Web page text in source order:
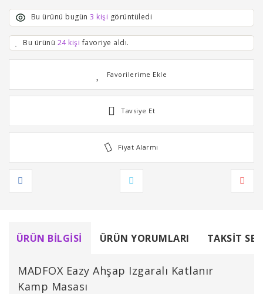
Bu ürünü bugün 3 kişi görüntüledi
Bu ürünü 24 kişi favoriye aldı.
Tavsiye Et
Fiyat Alarmı
ÜRÜN BILGISI ÜRÜN YORUMLARI TAKSIT
MADFOX Eazy Ahşap Izgaralı Katlanır
Kamp Masası